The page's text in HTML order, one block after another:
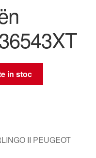
in stoc
II PEUGEOT